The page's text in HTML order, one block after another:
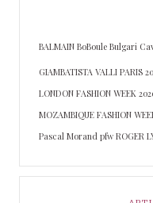
BALMAIN BoBoule Bulgari
GIAMBATISTA VALLI PARIS
LONDON FASHION WEEK
MOZAMBIQUE FASHION
Pascal Morand pfw ROGER